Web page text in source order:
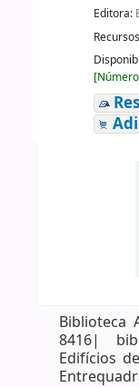
Editora:
[Número
Biblioteca
8416|
Edifícios